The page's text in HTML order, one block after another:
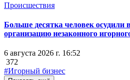
Происшествия
Больше десятка человек осудили
организацию незаконного
6 августа 2026 г. 16:52
372
#Игорный бизнес